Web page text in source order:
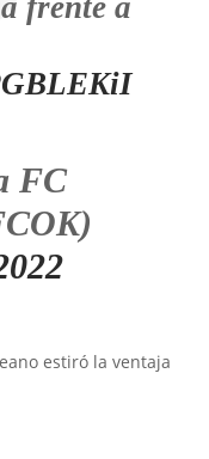
frente a
FC
estiró la ventaja